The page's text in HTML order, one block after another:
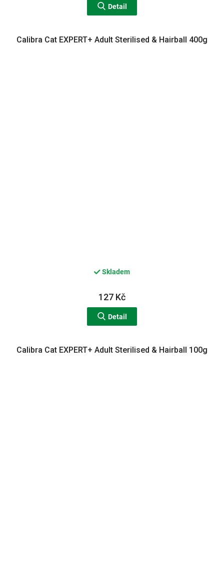
Detail
Calibra Cat EXPERT+ Adult Sterilised & Hairball 400g
Skladem
127 Kč
Detail
Calibra Cat EXPERT+ Adult Sterilised & Hairball 100g